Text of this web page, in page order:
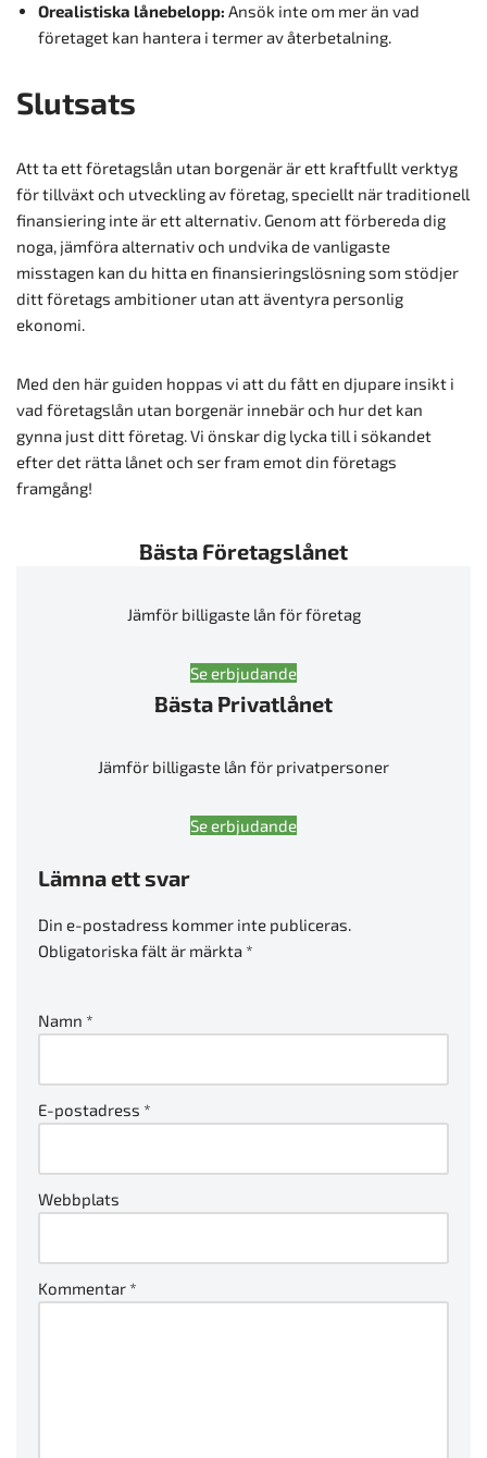
Orealistiska lånebelopp: Ansök inte om mer än vad
företaget kan hantera i termer av återbetalning.
Slutsats
Att ta ett företagslån utan borgenär är ett kraftfullt verktyg
för tillväxt och utveckling av företag, speciellt när traditionell
finansiering inte är ett alternativ. Genom att förbereda dig
noga, jämföra alternativ och undvika de vanligaste
misstagen kan du hitta en finansieringslösning som stödjer
ditt företags ambitioner utan att äventyra personlig
ekonomi.
Med den här guiden hoppas vi att du fått en djupare insikt i
vad företagslån utan borgenär innebär och hur det kan
gynna just ditt företag. Vi önskar dig lycka till i sökandet
efter det rätta lånet och ser fram emot din företags
framgång!
Bästa Företagslånet
Jämför billigaste lån för företag
Se erbjudande
Bästa Privatlånet
Jämför billigaste lån för privatpersoner
Se erbjudande
Lämna ett svar
Din e-postadress kommer inte publiceras.
Obligatoriska fält är märkta *
Namn *
E-postadress *
Webbplats
Kommentar *